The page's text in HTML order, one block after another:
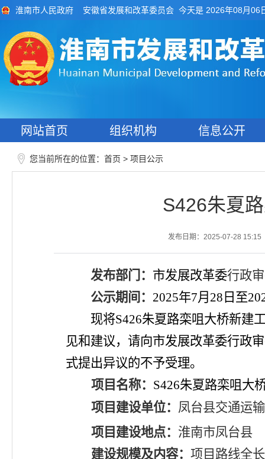
淮南市人民政府 安徽省发展和改革委员会 今天是 2026年08月06
网站首页 组织机构 信息公开
您当前所在的位置： 首页 > 项目公示
S426朱夏
发布日期：2025-07-28 15:15
发布部门： 市发展改革委行政
公示期间： 2025年7月 28 日至
现将S426朱夏路栾咀大桥新建
见和建议，请向市发展改革委行政
式提出异议的不予受理。
项目名称： S426朱夏路栾咀大
项目建设单位： 凤台县交通运
项目建设地点： 淮南市凤台县
建设规模及内容： 项目路线全长